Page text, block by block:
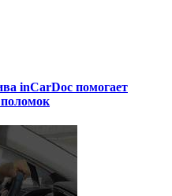
inCarDoc помогает
поломок